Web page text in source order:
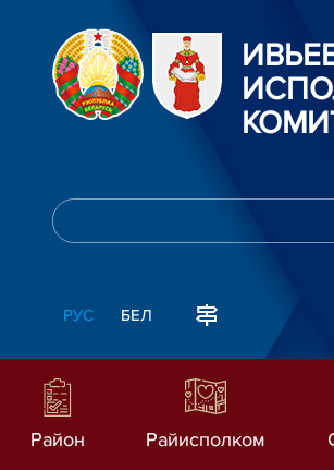
РУС БЕЛ
Район Райисполком